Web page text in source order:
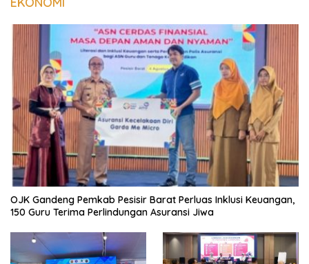
OJK Gandeng Pemkab Pesisir Barat Perluas Inklusi Keuangan,
150 Guru Terima Perlindungan Asuransi Jiwa